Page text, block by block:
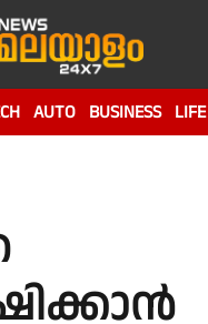
AUTO BUSINESS LIFE